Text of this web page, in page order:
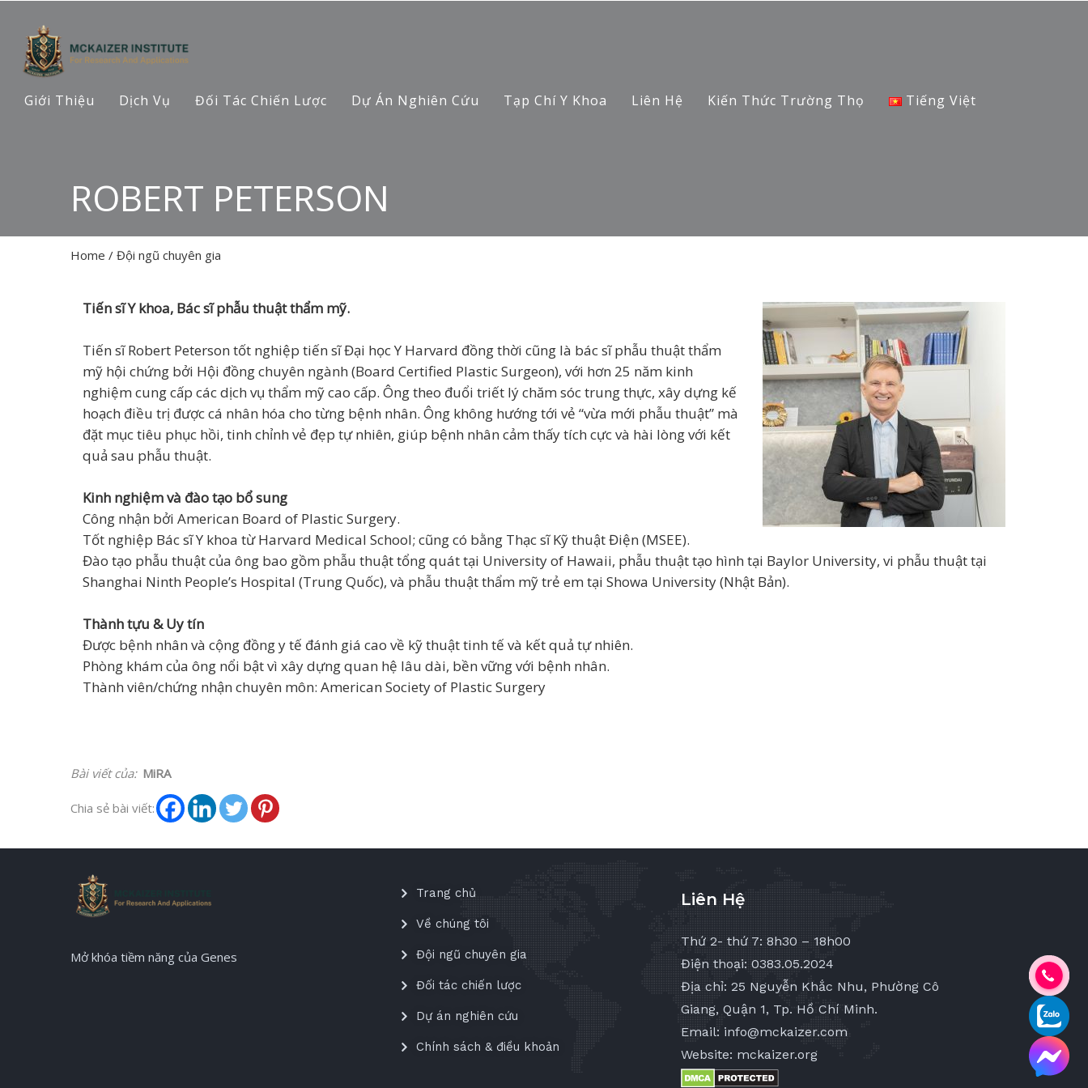
Giới Thiệu Dịch Vụ Đối Tác Chiến Lược Dự Án Nghiên Cứu Tạp Chí Y Khoa Liên Hệ Kiến Thức Trường Thọ Tiếng Việt
ROBERT PETERSON
Home / Đội ngũ chuyên gia
Tiến sĩ Y khoa, Bác sĩ phẫu thuật thẩm mỹ.
Tiến sĩ Robert Peterson tốt nghiệp tiến sĩ Đại học Y Harvard đồng thời cũng là bác sĩ phẫu thuật thẩm
mỹ hội chứng bởi Hội đồng chuyên ngành (Board Certified Plastic Surgeon), với hơn 25 năm kinh
nghiệm cung cấp các dịch vụ thẩm mỹ cao cấp. Ông theo đuổi triết lý chăm sóc trung thực, xây dựng kế
hoạch điều trị được cá nhân hóa cho từng bệnh nhân. Ông không hướng tới vẻ “vừa mới phẫu thuật” mà
đặt mục tiêu phục hồi, tinh chỉnh vẻ đẹp tự nhiên, giúp bệnh nhân cảm thấy tích cực và hài lòng với kết
quả sau phẫu thuật.
Kinh nghiệm và đào tạo bổ sung
Công nhận bởi American Board of Plastic Surgery.
Tốt nghiệp Bác sĩ Y khoa từ Harvard Medical School; cũng có bằng Thạc sĩ Kỹ thuật Điện (MSEE).
Đào tạo phẫu thuật của ông bao gồm phẫu thuật tổng quát tại University of Hawaii, phẫu thuật tạo hình tại Baylor University, vi phẫu thuật tại
Shanghai Ninth People’s Hospital (Trung Quốc), và phẫu thuật thẩm mỹ trẻ em tại Showa University (Nhật Bản).
Thành tựu & Uy tín
Được bệnh nhân và cộng đồng y tế đánh giá cao về kỹ thuật tinh tế và kết quả tự nhiên.
Phòng khám của ông nổi bật vì xây dựng quan hệ lâu dài, bền vững với bệnh nhân.
Thành viên/chứng nhận chuyên môn: American Society of Plastic Surgery
Bài viết của: MiRA
Chia sẻ bài viết:
Mở khóa tiềm năng của Genes
Trang chủ
Về chúng tôi
Đội ngũ chuyên gia
Đối tác chiến lược
Dự án nghiên cứu
Chính sách & điều khoản
Liên Hệ
Thứ 2- thứ 7: 8h30 – 18h00
Điện thoại: 0383.05.2024
Địa chỉ: 25 Nguyễn Khắc Nhu, Phường Cô
Giang, Quận 1, Tp. Hồ Chí Minh.
Email: info@mckaizer.com
Website: mckaizer.org